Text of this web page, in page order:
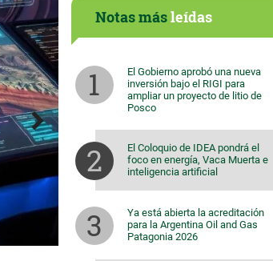
Notas másleídas
El Gobierno aprobó una nueva
inversión bajo el RIGI para
ampliar un proyecto de litio de
Posco
El Coloquio de IDEA pondrá el
foco en energía, Vaca Muerta e
inteligencia artificial
Ya está abierta la acreditación
para la Argentina Oil and Gas
Patagonia 2026